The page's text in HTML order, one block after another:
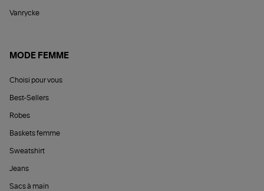
Vanrycke
MODE FEMME
Choisi pour vous
Best-Sellers
Robes
Baskets femme
Sweatshirt
Jeans
Sacs à main